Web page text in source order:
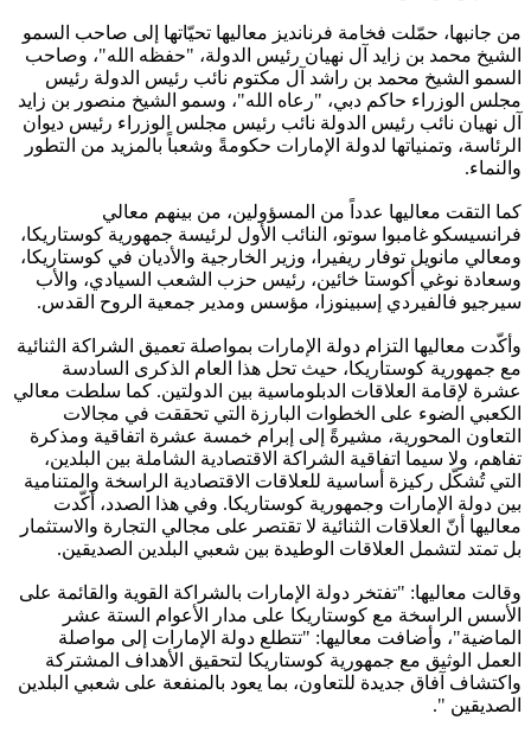
من جانبها، حمّلت فخامة فرنانديز معاليها تحيّاتها إلى صاحب السمو
الشيخ محمد بن زايد آل نهيان رئيس الدولة، "حفظه الله"، وصاحب
السمو الشيخ محمد بن راشد آل مكتوم نائب رئيس الدولة رئيس
مجلس الوزراء حاكم دبي، "رعاه الله"، وسمو الشيخ منصور بن زايد
آل نهيان نائب رئيس الدولة نائب رئيس مجلس الوزراء رئيس ديوان
الرئاسة، وتمنياتها لدولة الإمارات حكومةً وشعباً بالمزيد من التطور
والنماء.
كما التقت معاليها عدداً من المسؤولين، من بينهم معالي
فرانسيسكو غامبوا سوتو، النائب الأول لرئيسة جمهورية كوستاريكا،
ومعالي مانويل توفار ريفيرا، وزير الخارجية والأديان في كوستاريكا،
وسعادة نوغي أكوستا خائين، رئيس حزب الشعب السيادي، والأب
سيرجيو فالفيردي إسبينوزا، مؤسس ومدير جمعية الروح القدس.
وأكّدت معاليها التزام دولة الإمارات بمواصلة تعميق الشراكة الثنائية
مع جمهورية كوستاريكا، حيث تحل هذا العام الذكرى السادسة
عشرة لإقامة العلاقات الدبلوماسية بين الدولتين. كما سلطت معالي
الكعبي الضوء على الخطوات البارزة التي تحققت في مجالات
التعاون المحورية، مشيرةً إلى إبرام خمسة عشرة اتفاقية ومذكرة
تفاهم، ولا سيما اتفاقية الشراكة الاقتصادية الشاملة بين البلدين،
التي تُشكّل ركيزة أساسية للعلاقات الاقتصادية الراسخة والمتنامية
بين دولة الإمارات وجمهورية كوستاريكا. وفي هذا الصدد، أكّدت
معاليها أنّ العلاقات الثنائية لا تقتصر على مجالي التجارة والاستثمار
بل تمتد لتشمل العلاقات الوطيدة بين شعبي البلدين الصديقين.
وقالت معاليها: "تفتخر دولة الإمارات بالشراكة القوية والقائمة على
الأسس الراسخة مع كوستاريكا على مدار الأعوام الستة عشر
الماضية"، وأضافت معاليها: "تتطلع دولة الإمارات إلى مواصلة
العمل الوثيق مع جمهورية كوستاريكا لتحقيق الأهداف المشتركة
واكتشاف آفاق جديدة للتعاون، بما يعود بالمنفعة على شعبي البلدين
الصديقين ".